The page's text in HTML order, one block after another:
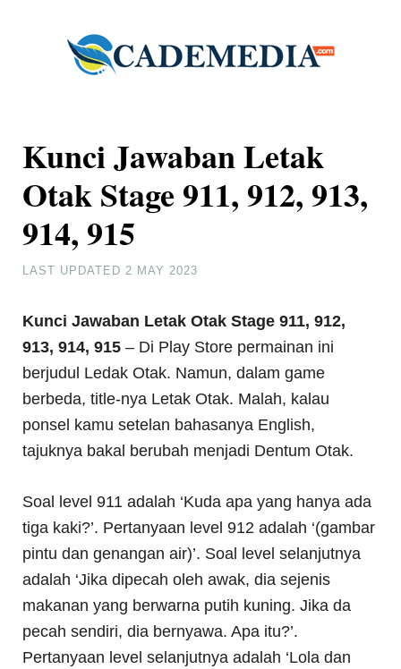
Kunci Jawaban Letak
Otak Stage 911, 912, 913,
914, 915
LAST UPDATED2 MAY 2023
Kunci Jawaban Letak Otak Stage 911, 912,
913, 914, 915 – Di Play Store permainan ini
berjudul Ledak Otak. Namun, dalam game
berbeda, title-nya Letak Otak. Malah, kalau
ponsel kamu setelan bahasanya English,
tajuknya bakal berubah menjadi Dentum Otak.
Soal level 911 adalah ‘Kuda apa yang hanya ada
tiga kaki?’. Pertanyaan level 912 adalah ‘(gambar
pintu dan genangan air)’. Soal level selanjutnya
adalah ‘Jika dipecah oleh awak, dia sejenis
makanan yang berwarna putih kuning. Jika da
pecah sendiri, dia bernyawa. Apa itu?’.
Pertanyaan level selanjutnya adalah ‘Lola dan